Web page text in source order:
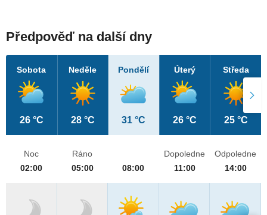
Předpověď na další dny
Sobota
26 °C
Neděle
28 °C
Pondělí
31 °C
Úterý
26 °C
Středa
25 °C
Noc
02:00
Ráno
05:00
08:00
Dopoledne
11:00
Odpoledne
14:00